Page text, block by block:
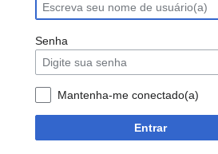
Senha
Mantenha-me conectado(a)
Entrar